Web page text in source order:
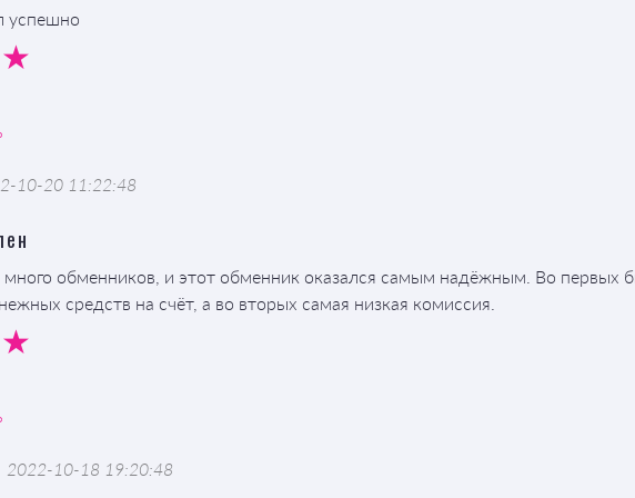
успешно
10-20 11:22:48
обменников, и этот обменник оказался самым надёжным. Во первых
средств на счёт, а во вторых самая низкая комиссия.
2022-10-18 19:20:48